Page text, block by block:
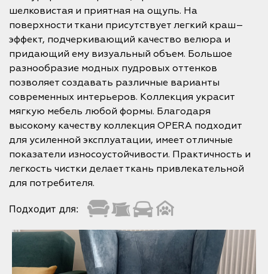
шелковистая и приятная на ощупь. На
поверхности ткани присутствует легкий краш–
эффект, подчеркивающий качество велюра и
придающий ему визуальный объем. Большое
разнообразие модных пудровых оттенков
позволяет создавать различные варианты
современных интерьеров. Коллекция украсит
мягкую мебель любой формы. Благодаря
высокому качеству коллекция OPERA подходит
для усиленной эксплуатации, имеет отличные
показатели износоустойчивости. Практичность и
легкость чистки делает ткань привлекательной
для потребителя.
Подходит для: